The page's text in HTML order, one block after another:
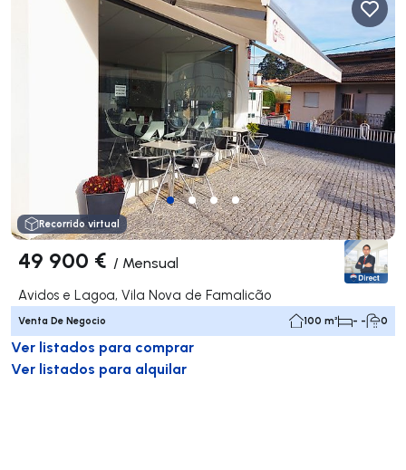
Recorrido virtual
49 900 € / Mensual
Avidos e Lagoa, Vila Nova de Famalicão
Venta De Negocio 100 m² - - 0
Ver listados para comprar
Ver listados para alquilar